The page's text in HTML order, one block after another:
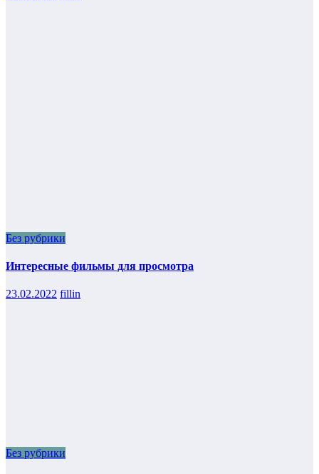
Без рубрики
Интересные фильмы для просмотра
23.02.2022 fillin
Без рубрики